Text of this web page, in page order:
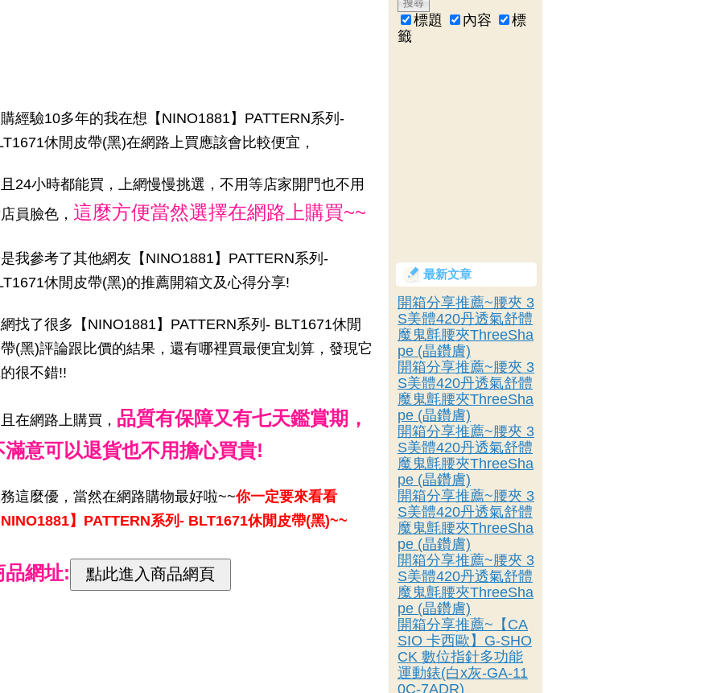
經驗10多年的我在想【NINO1881】PATTERN系列-
休閒皮帶(黑)在網路上買應該會比較便宜，
24小時都能買，上網慢慢挑選，不用等店家開門也不用
員臉色， 這麼方便當然選擇在網路上購買~~
我參考了其他網友【NINO1881】PATTERN系列-
休閒皮帶(黑)的推薦開箱文及心得分享!
找了很多【NINO1881】PATTERN系列- BLT1671休閒
(黑)評論跟比價的結果，還有哪裡買最便宜划算，發現它
很不錯!!
在網路上購買， 品質有保障又有七天鑑賞期，
滿意可以退貨也不用擔心買貴!
這麼優，當然在網路購物最好啦~~你一定要來看看
】PATTERN系列- BLT1671休閒皮帶(黑)~~
品網址:
標題 內容
標
籤
最新文章
開箱分享推薦~腰夾 3
S美體420丹透氣舒體
魔鬼氈腰夾ThreeSha
pe (晶鑽膚)
開箱分享推薦~腰夾 3
S美體420丹透氣舒體
魔鬼氈腰夾ThreeSha
pe (晶鑽膚)
開箱分享推薦~腰夾 3
S美體420丹透氣舒體
魔鬼氈腰夾ThreeSha
pe (晶鑽膚)
開箱分享推薦~腰夾 3
S美體420丹透氣舒體
魔鬼氈腰夾ThreeSha
pe (晶鑽膚)
開箱分享推薦~腰夾 3
S美體420丹透氣舒體
魔鬼氈腰夾ThreeSha
pe (晶鑽膚)
開箱分享推薦~【CA
SIO 卡西歐】G-SHO
CK 數位指針多功能
運動錶(白x灰-GA-11
0C-7ADR)